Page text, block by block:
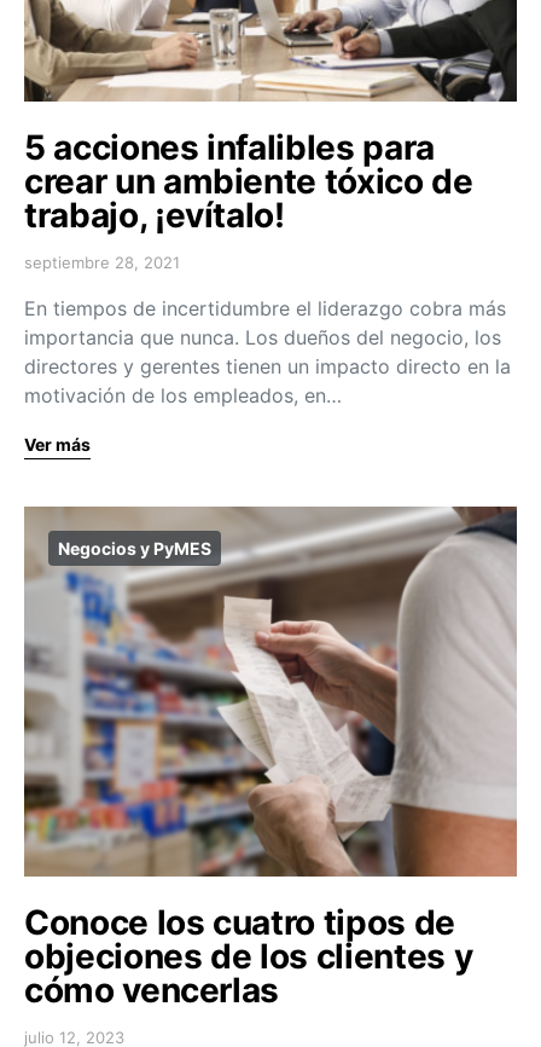
5 acciones infalibles para
crear un ambiente tóxico de
trabajo, ¡evítalo!
septiembre 28, 2021
En tiempos de incertidumbre el liderazgo cobra más
importancia que nunca. Los dueños del negocio, los
directores y gerentes tienen un impacto directo en la
motivación de los empleados, en…
Ver más
Negocios y PyMES
Conoce los cuatro tipos de
objeciones de los clientes y
cómo vencerlas
julio 12, 2023